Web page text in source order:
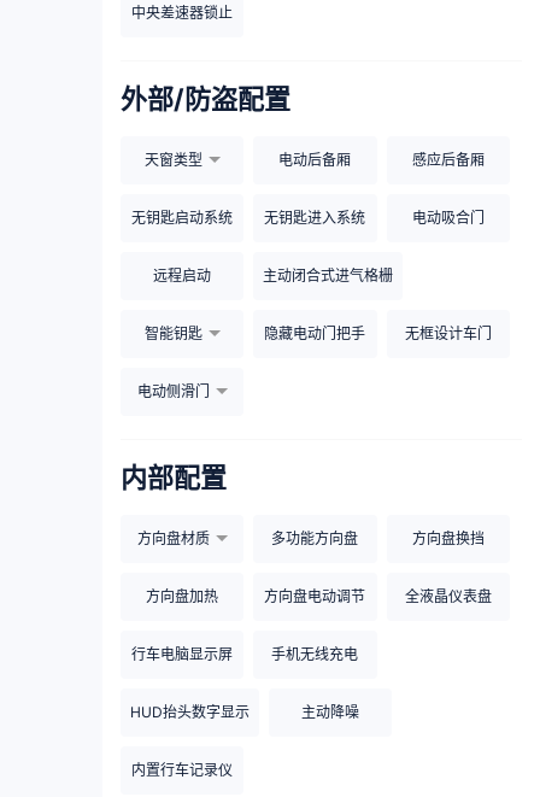
中央差速器锁止
外部/防盗配置
天窗类型 电动后备厢 感应后备厢
无钥匙启动系统 无钥匙进入系统 电动吸合门
远程启动 主动闭合式进气格栅
智能钥匙 隐藏电动门把手 无框设计车门
电动侧滑门
内部配置
方向盘材质 多功能方向盘 方向盘换挡
方向盘加热 方向盘电动调节 全液晶仪表盘
行车电脑显示屏 手机无线充电
HUD抬头数字显示 主动降噪
内置行车记录仪